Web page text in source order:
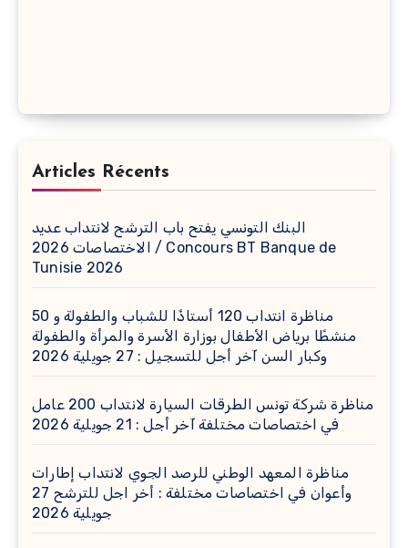
Articles Récents
البنك التونسي يفتح باب الترشح لانتداب عديد
الاختصاصات 2026 / Concours BT Banque de
Tunisie 2026
مناظرة انتداب 120 أستاذًا للشباب والطفولة و 50
منشطًا برياض الأطفال بوزارة الأسرة والمرأة والطفولة
وكبار السن آخر أجل للتسجيل : 27 جويلية 2026
مناظرة شركة تونس الطرقات السيارة لانتداب 200 عامل
في اختصاصات مختلفة آخر أجل : 21 جويلية 2026
مناظرة المعهد الوطني للرصد الجوي لانتداب إطارات
وأعوان في اختصاصات مختلفة : أخر اجل للترشح 27
جويلية 2026